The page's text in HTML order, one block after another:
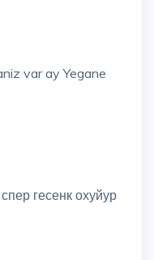
var ay Yegane
гесенк охуйур